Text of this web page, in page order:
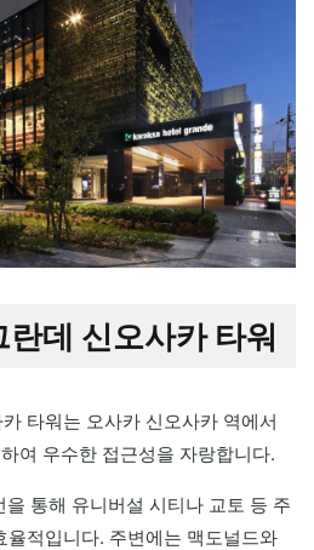
데 신오사카 타워
타워는 오사카 신오사카 역에서
여 우수한 접근성을 자랑합니다.
통해 유니버설 시티나 교토 등 주
율적입니다. 주변에는 맥도널드와